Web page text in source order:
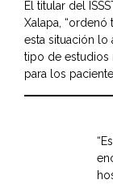
El titular del
Xalapa,
esta situación lo
tipo de estudios
para los